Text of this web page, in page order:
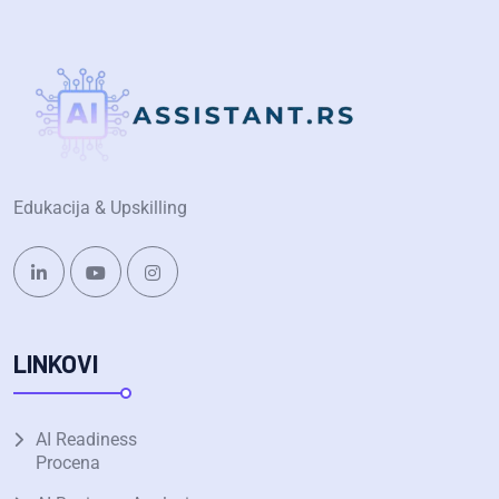
Edukacija & Upskilling
LINKOVI
AI Readiness
Procena